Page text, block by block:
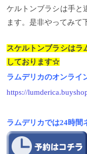
ケルトンブラシは手と
ます。是非やってみて
スケルトンブラシはラ
しております☆
ラムデリカのオンライ
https://
ラムデリカでは24時間